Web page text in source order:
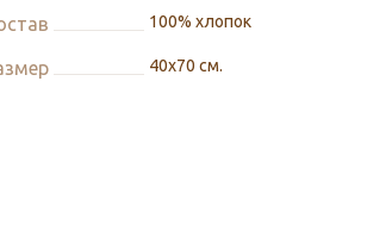
100% хлопок
40х70 см.